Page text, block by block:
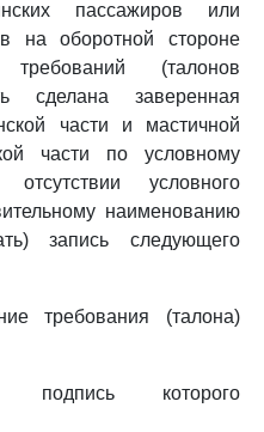
пассажиров или
на оборотной стороне
(талонов
сделана заверенная
части и мастичной
части по условному
условного
наименованию
запись следующего
требования (талона)
подпись которого